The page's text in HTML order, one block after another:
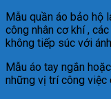
Mẫu quần áo bảo hộ
công nhân cơ khí ,
không tiếp súc với
Mẫu áo tay ngắn
những vị trí công việc